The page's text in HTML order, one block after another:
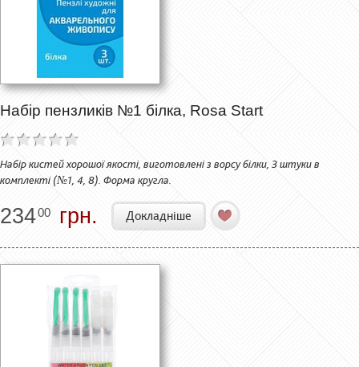
Набір пензликів №1 білка, Rosa Start
Набір кистей хорошої якості, виготовлені з ворсу білки, 3 штуки в
комплекті (№1, 4, 8). Форма кругла.
23400 грн. Докладніше